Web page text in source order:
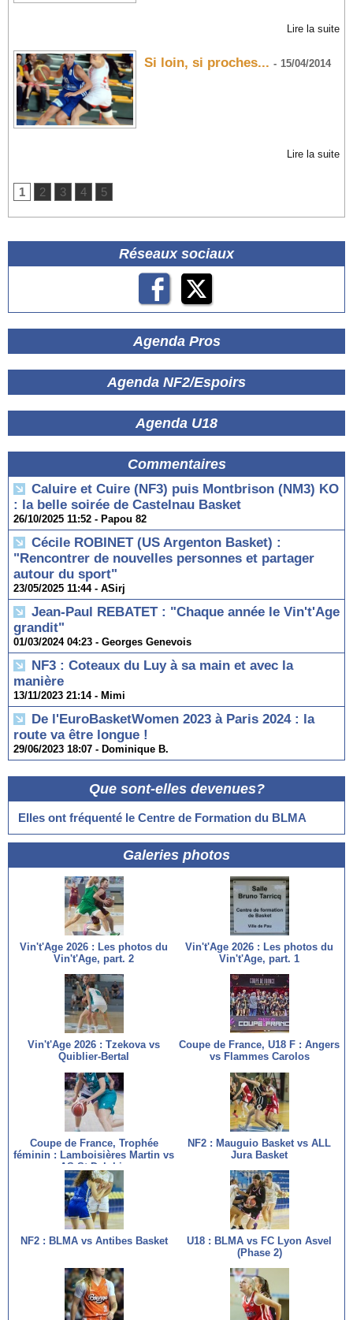
Réseaux sociaux
Agenda Pros
Agenda NF2/Espoirs
Agenda U18
Commentaires
Caluire et Cuire (NF3) puis Montbrison (NM3) KO
: la belle soirée de Castelnau Basket
26/10/2025 11:52 - Papou 82
Cécile ROBINET (US Argenton Basket) :
"Rencontrer de nouvelles personnes et partager
autour du sport"
23/05/2025 11:44 - ASirj
Jean-Paul REBATET : "Chaque année le Vin't'Age
grandit"
01/03/2024 04:23 - Georges Genevois
NF3 : Coteaux du Luy à sa main et avec la
manière
13/11/2023 21:14 - Mimi
De l'EuroBasketWomen 2023 à Paris 2024 : la
route va être longue !
29/06/2023 18:07 - Dominique B.
Lire la suite
Si loin, si proches... - 15/04/2014
Lire la suite
1 2 3 4 5
Que sont-elles devenues?
Elles ont fréquenté le Centre de Formation du BLMA
Galeries photos
Vin't'Age 2026 : Les photos du
Vin't'Age, part. 2
Vin't'Age 2026 : Les photos du
Vin't'Age, part. 1
Vin't'Age 2026 : Tzekova vs
Quiblier-Bertal
Coupe de France, U18 F : Angers
vs Flammes Carolos
Coupe de France, Trophée
féminin : Lamboisières Martin vs
AS St Delphin
NF2 : Mauguio Basket vs ALL
Jura Basket
NF2 : BLMA vs Antibes Basket
U18 : BLMA vs FC Lyon Asvel
(Phase 2)